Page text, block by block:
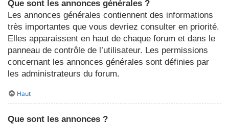
Que sont les annonces générales ?
Les annonces générales contiennent des informations
très importantes que vous devriez consulter en priorité.
Elles apparaissent en haut de chaque forum et dans le
panneau de contrôle de l’utilisateur. Les permissions
concernant les annonces générales sont définies par
les administrateurs du forum.
Haut
Que sont les annonces ?